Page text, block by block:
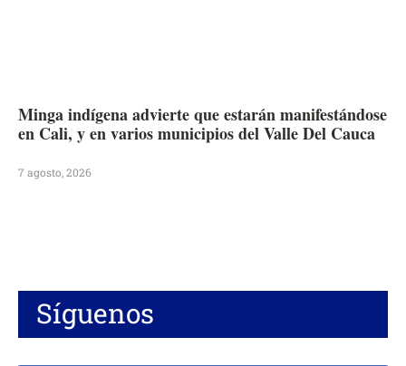
Minga indígena advierte que estarán manifestándose
en Cali, y en varios municipios del Valle Del Cauca
7 agosto, 2026
Síguenos